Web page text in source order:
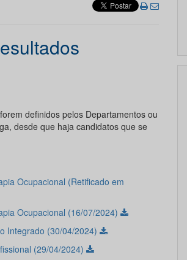
definidos pelos Departamentos ou
desde que haja candidatos que se
Ocupacional (Retificado em
Ocupacional (16/07/2024)
Integrado (30/04/2024)
(29/04/2024)